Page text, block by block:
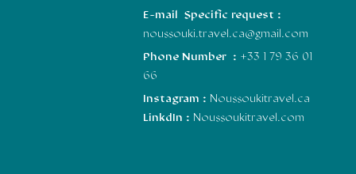
E-mail Specific request :
noussouki.travel.ca@gmail.com
Phone Number : +33 1 79 36 01
66
Instagram : Noussoukitravel.ca
LinkdIn : Noussoukitravel.com